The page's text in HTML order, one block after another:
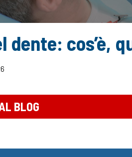
dente: cos’è,
BLOG